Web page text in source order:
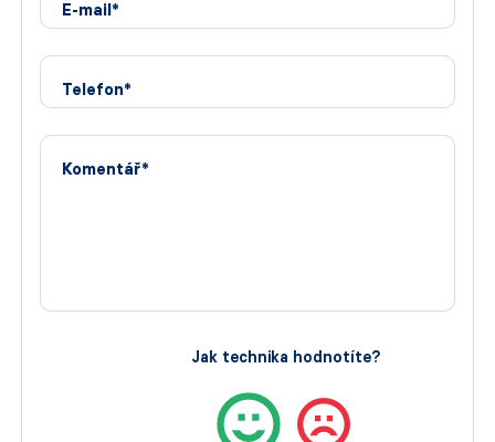
E-mail*
Telefon*
Komentář*
Jak technika hodnotíte?